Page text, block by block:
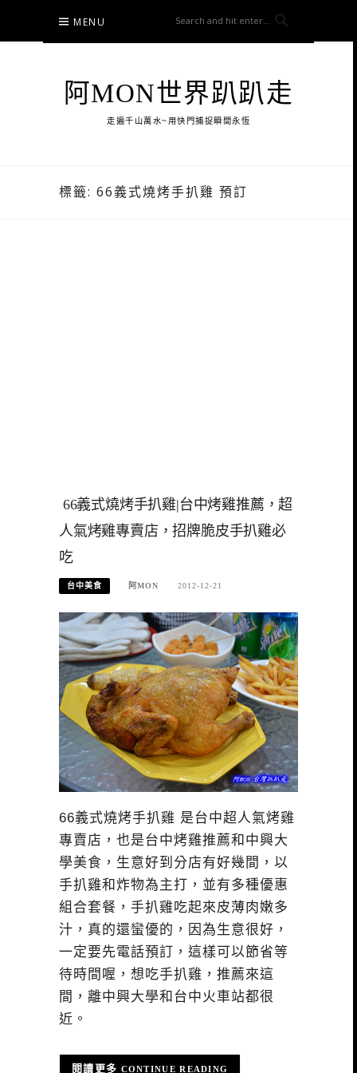
content
MENU
阿MON世界趴趴走
走遍千山萬水~用快門捕捉瞬間永恆
標籤: 66義式燒烤手扒雞 預訂
66義式燒烤手扒雞|台中烤雞推薦，超
人氣烤雞專賣店，招牌脆皮手扒雞必
吃
台中美食 阿MON 2012-12-21
66義式燒烤手扒雞 是台中超人氣烤雞
專賣店，也是台中烤雞推薦和中興大
學美食，生意好到分店有好幾間，以
手扒雞和炸物為主打，並有多種優惠
組合套餐，手扒雞吃起來皮薄肉嫩多
汁，真的還蠻優的，因為生意很好，
一定要先電話預訂，這樣可以節省等
待時間喔，想吃手扒雞，推薦來這
間，離中興大學和台中火車站都很
近。
CONTINUE READING